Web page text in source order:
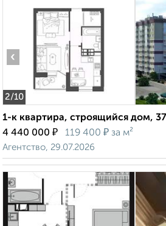
2/10
‹
1-к квартира, строящийся дом,
4 440 000 ₽ 119 400 ₽ за м²
Агентство, 29.07.2026